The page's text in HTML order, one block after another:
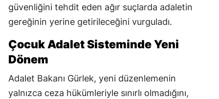
güvenliğini tehdit eden ağır suçlarda adaletin
gereğinin yerine getirileceğini vurguladı.
Çocuk Adalet Sisteminde Yeni
Dönem
Adalet Bakanı Gürlek, yeni düzenlemenin
yalnızca ceza hükümleriyle sınırlı olmadığını,